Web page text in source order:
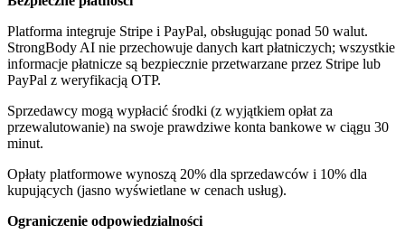
Platforma integruje Stripe i PayPal, obsługując ponad 50 walut.
StrongBody AI nie przechowuje danych kart płatniczych; wszystkie
informacje płatnicze są bezpiecznie przetwarzane przez Stripe lub
PayPal z weryfikacją OTP.
Sprzedawcy mogą wypłacić środki (z wyjątkiem opłat za
przewalutowanie) na swoje prawdziwe konta bankowe w ciągu 30
minut.
Opłaty platformowe wynoszą 20% dla sprzedawców i 10% dla
kupujących (jasno wyświetlane w cenach usług).
Ograniczenie odpowiedzialności